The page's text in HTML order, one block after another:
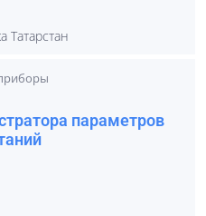
Татарстан
параметров